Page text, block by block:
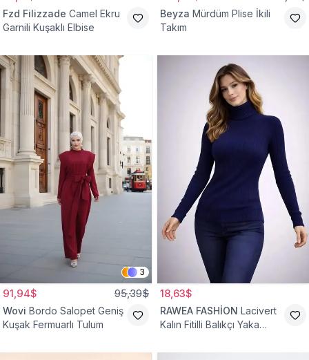
Fzd Filizzade Camel Ekru
Garnili Kuşaklı Elbise
Beyza Mürdüm Plise İkili
Takım
3
91,94$ 95,39$
Wovi Bordo Salopet Geniş
Kuşak Fermuarlı Tulum
18,63$
RAWEA FASHİON Lacivert
Kalın Fitilli Balıkçı Yaka